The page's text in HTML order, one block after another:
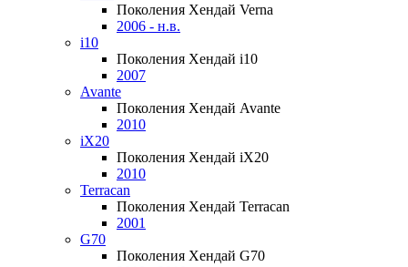
Поколения Хендай Verna
2006 - н.в.
i10
Поколения Хендай i10
2007
Avante
Поколения Хендай Avante
2010
iX20
Поколения Хендай iX20
2010
Terracan
Поколения Хендай Terracan
2001
G70
Поколения Хендай G70